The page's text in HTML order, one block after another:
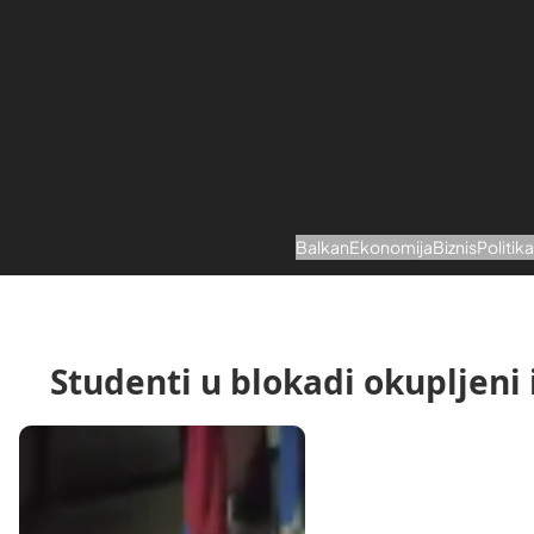
BalkanEkonomijaBiznisPolitika
Studenti u blokadi